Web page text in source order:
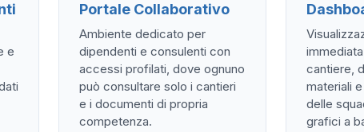
e
Portale Collaborativo
Ambiente dedicato per
dipendenti e consulenti con
accessi profilati, dove ognuno
può consultare solo i cantieri
e i documenti di propria
competenza.
cantiere,
materiali
delle
grafici a